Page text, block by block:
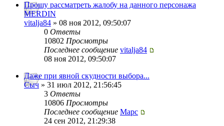
Прошу рассматреть жалобу на данного персонажа
MERDIN
vitalja84 » 08 ноя 2012, 09:50:07
0 Ответы
10802 Просмотры
Последнее сообщение vitalja84
08 ноя 2012, 09:50:07
Даже при явной скудности выбора...
Сыч » 31 июл 2012, 21:56:45
3 Ответы
10806 Просмотры
Последнее сообщение Mapc
24 сен 2012, 21:29:38